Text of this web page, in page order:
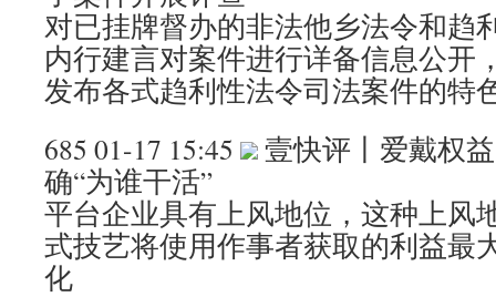
对已挂牌督办的非法他乡法令和趋
内行建言对案件进行详备信息公开
发布各式趋利性法令司法案件的特
685 01-17 15:45
壹快评丨爱戴权
确“为谁干活”
平台企业具有上风地位，这种上风
式技艺将使用作事者获取的利益最
化